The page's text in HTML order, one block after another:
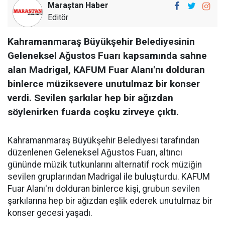
Maraştan Haber
Editör
Kahramanmaraş Büyükşehir Belediyesinin
Geleneksel Ağustos Fuarı kapsamında sahne
alan Madrigal, KAFUM Fuar Alanı'nı dolduran
binlerce müziksevere unutulmaz bir konser
verdi. Sevilen şarkılar hep bir ağızdan
söylenirken fuarda coşku zirveye çıktı.
Kahramanmaraş Büyükşehir Belediyesi tarafından
düzenlenen Geleneksel Ağustos Fuarı, altıncı
gününde müzik tutkunlarını alternatif rock müziğin
sevilen gruplarından Madrigal ile buluşturdu. KAFUM
Fuar Alanı'nı dolduran binlerce kişi, grubun sevilen
şarkılarına hep bir ağızdan eşlik ederek unutulmaz bir
konser gecesi yaşadı.